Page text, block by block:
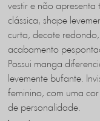
vestir e não apresenta
clássica, shape
curta, decote
acabamento
Possui manga
levemente bufante.
feminino, com uma
de personalidade.